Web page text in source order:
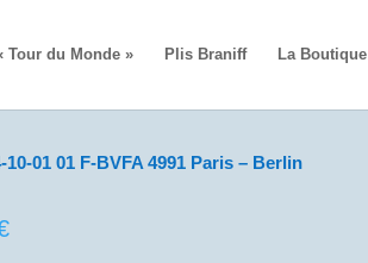
Tour du Monde » Plis Braniff La Boutique
10-01 01 F-BVFA 4991 Paris – Berlin